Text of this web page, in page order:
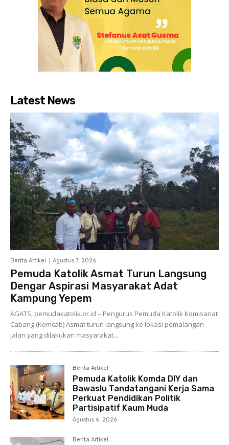
Latest News
Berita Artikel Agustus 7, 2026
Pemuda Katolik Asmat Turun Langsung
Dengar Aspirasi Masyarakat Adat
Kampung Yepem
AGATS, pemudakatolik.or.id – Pengurus Pemuda Katolik Komisariat
Cabang (Komcab) Asmat turun langsung ke lokasi pemalangan
jalan yang dilakukan masyarakat...
Berita Artikel
Pemuda Katolik Komda DIY dan
Bawaslu Tandatangani Kerja Sama
Perkuat Pendidikan Politik
Partisipatif Kaum Muda
Agustus 6, 2026
Berita Artikel